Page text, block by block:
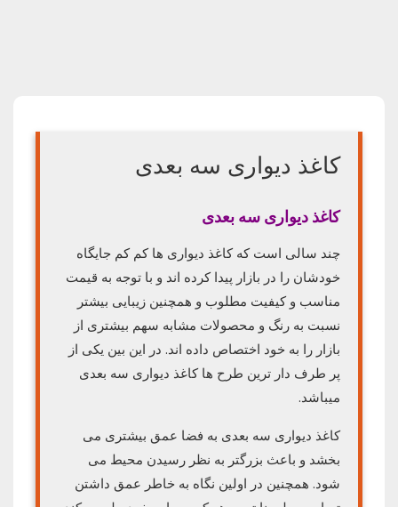
کاغذ دیواری سه بعدی
کاغذ دیواری سه بعدی
چند سالی است که کاغذ دیواری ها کم کم جایگاه
خودشان را در بازار پیدا کرده اند و با توجه به قیمت
مناسب و کیفیت مطلوب و همچنین زیبایی بیشتر
نسبت به رنگ و محصولات مشابه سهم بیشتری از
بازار را به خود اختصاص داده اند. در این بین یکی از
پر طرف دار ترین طرح ها کاغذ دیواری سه بعدی
میباشد.
کاغذ دیواری سه بعدی به فضا عمق بیشتری می
بخشد و باعث بزرگتر به نظر رسیدن محیط می
شود. همچنین در اولین نگاه به خاطر عمق داشتن